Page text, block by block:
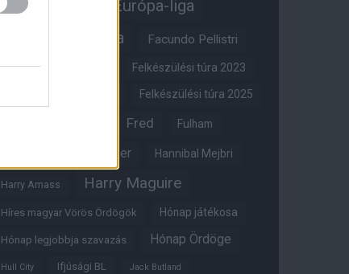
Erik ten Hag Európa-liga
FA-kupa Facundo Pellistri
Felkészülési túra 2022 Felkészülési túra 2023
Felkészülési túra 2025
Fred Fulham
Glazer Hannibal Mejbri
Harry Amass Harry Maguire
Híres magyar Vörös Ördögök Hónap játékosa
Hónap legjobbja szavazás Hónap Ördöge
Hull City Ifjúsági BL Jack Butland